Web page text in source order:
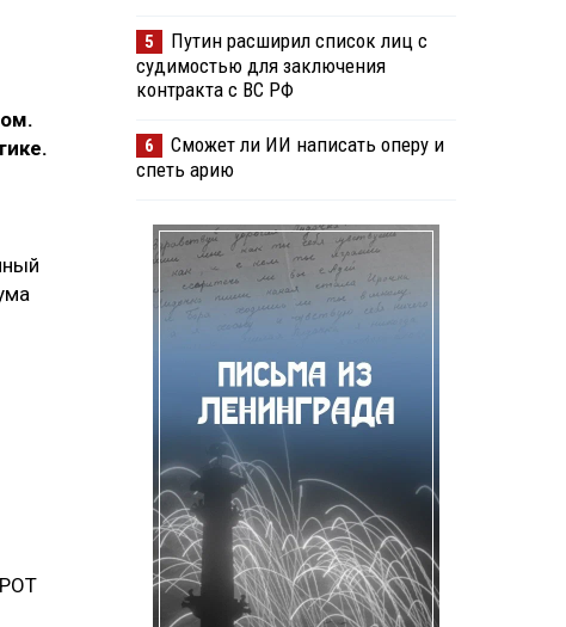
5
Путин расширил список лиц с
судимостью для заключения
контракта с ВС РФ
6
Сможет ли ИИ написать оперу и
спеть арию